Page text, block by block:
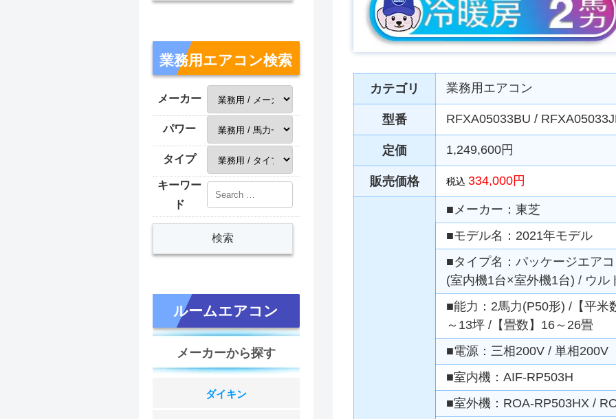
カテゴリ 業務用エアコン
型番 RFXA05033BU /
定価 1,249,600円
販売価格 税込 334,000円
■メーカー：東芝
■モデル名：2021年モデル
■タイプ名：パッケージエア
(室内機1台×室外機1台) / ウル
■能力：2馬力(P50形) /【平米
～13坪 /【畳数】16～26畳
■電源：三相200V / 単相200V
■室内機：AIF-RP503H
■室外機：ROA-RP503HX /
業務用エアコン検索
メーカー
パワー
タイプ
キーワー
ド
ルームエアコン
メーカーから探す
ダイキン